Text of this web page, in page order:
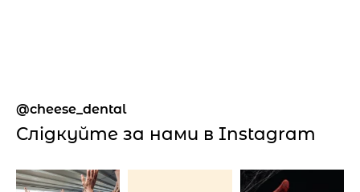
cheese_dental
Слідкуйте за нами в Instagram